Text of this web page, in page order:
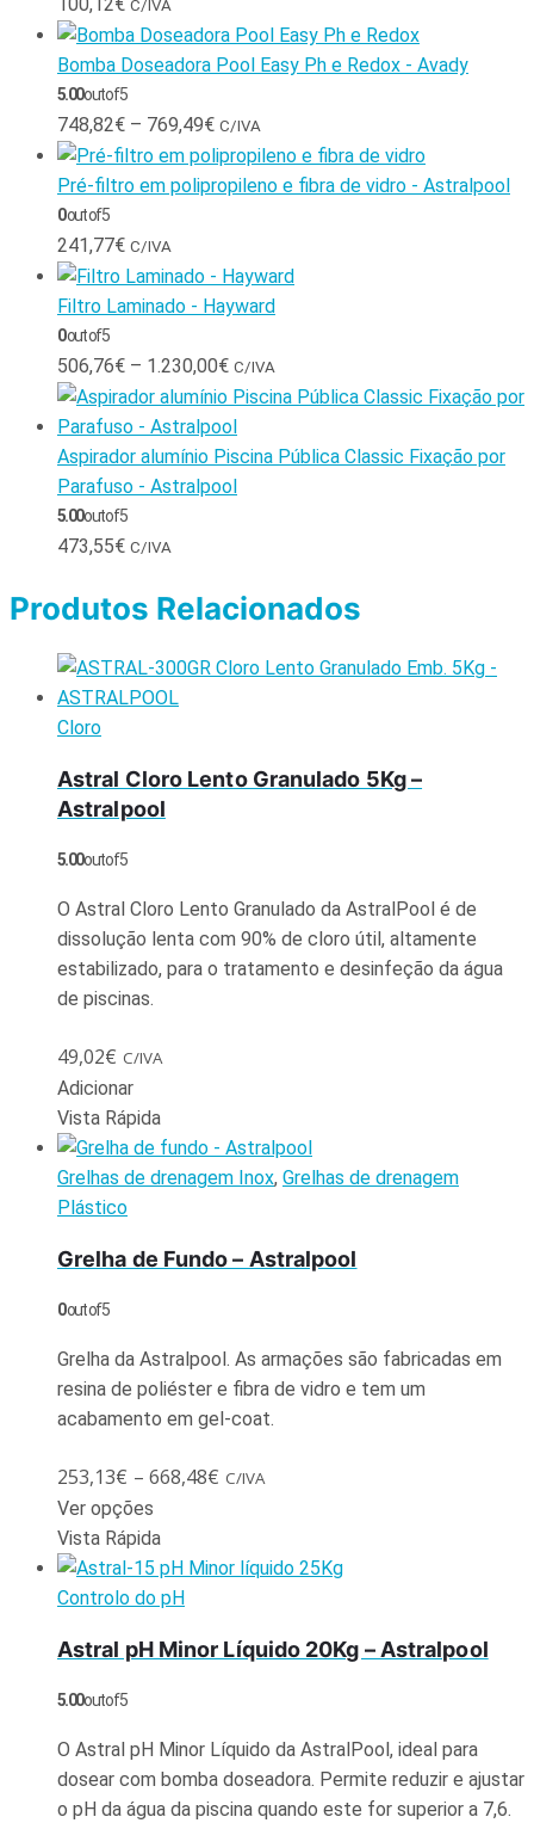
C/IVA
Bomba Doseadora Pool Easy Ph e Redox - Avady
5.00out of 5
748,82€ – 769,49€ C/IVA
Pré-filtro em polipropileno e fibra de vidro - Astralpool
0out of 5
241,77€ C/IVA
Filtro Laminado - Hayward
0out of 5
506,76€ – 1.230,00€ C/IVA
Aspirador alumínio Piscina Pública Classic Fixação por
Parafuso - Astralpool
5.00out of 5
473,55€ C/IVA
Produtos Relacionados
Cloro
Astral Cloro Lento Granulado 5Kg –
Astralpool
5.00out of 5
O Astral Cloro Lento Granulado da AstralPool é de
dissolução lenta com 90% de cloro útil, altamente
estabilizado, para o tratamento e desinfeção da água
de piscinas.
49,02€ C/IVA
Adicionar
Vista Rápida
Grelhas de drenagem Inox, Grelhas de drenagem
Plástico
Grelha de Fundo – Astralpool
0out of 5
Grelha da Astralpool. As armações são fabricadas em
resina de poliéster e fibra de vidro e tem um
acabamento em gel-coat.
253,13€ – 668,48€ C/IVA
Ver opções
Vista Rápida
Controlo do pH
Astral pH Minor Líquido 20Kg – Astralpool
5.00out of 5
O Astral pH Minor Líquido da AstralPool, ideal para
dosear com bomba doseadora. Permite reduzir e ajustar
o pH da água da piscina quando este for superior a 7,6.